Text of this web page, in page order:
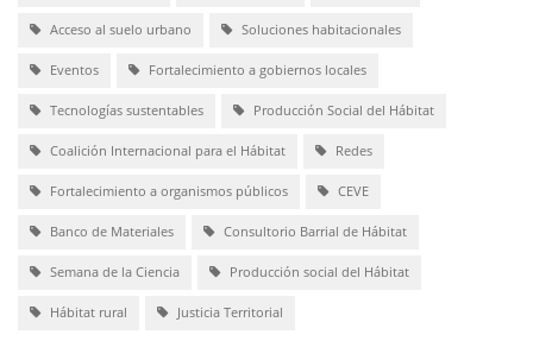
Acceso al suelo urbano Soluciones habitacionales
Eventos Fortalecimiento a gobiernos locales
Tecnologías sustentables Producción Social del Hábitat
Coalición Internacional para el Hábitat Redes
Fortalecimiento a organismos públicos CEVE
Banco de Materiales Consultorio Barrial de Hábitat
Semana de la Ciencia Producción social del Hábitat
Hábitat rural Justicia Territorial